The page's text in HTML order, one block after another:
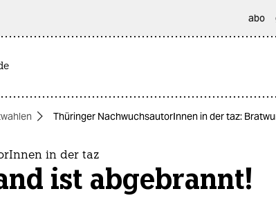
abo
Thüringer NachwuchsautorInnen in der taz:
in der taz
ist abgebrannt!